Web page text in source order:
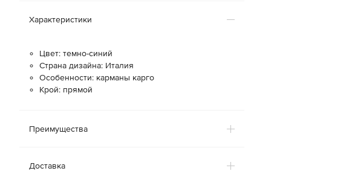
Характеристики
Цвет: темно-синий
Страна дизайна: Италия
Особенности: карманы карго
Крой: прямой
Преимущества
Доставка